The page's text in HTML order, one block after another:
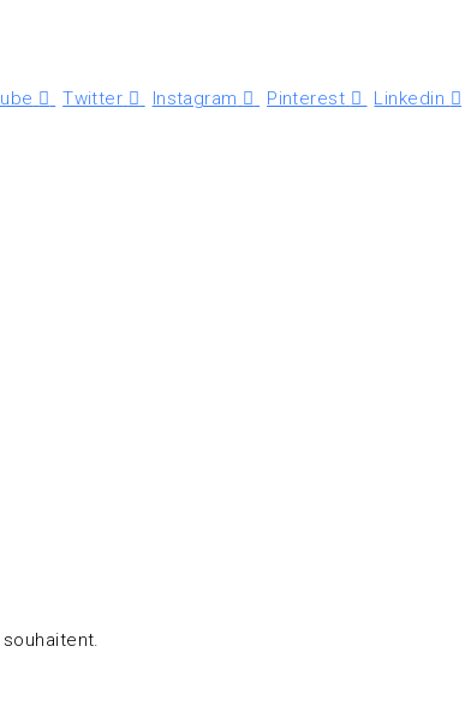
Twitter Instagram Pinterest Linkedin